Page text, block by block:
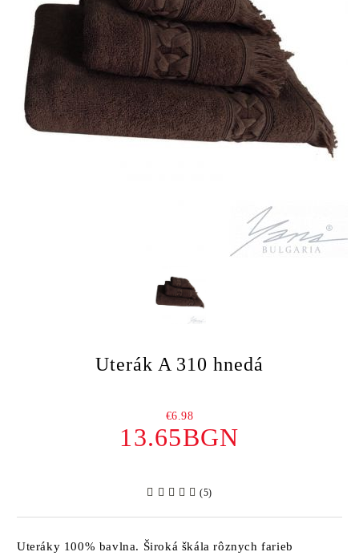
Uterák A 310 hnedá
€6.98
13.65BGN
(5)
Uteráky 100% bavlna. Široká škála rôznych farieb